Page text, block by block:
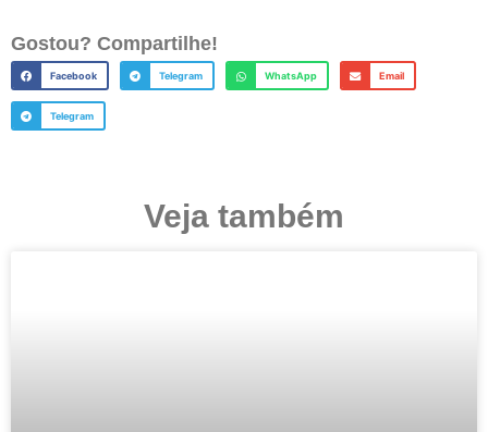
Gostou? Compartilhe!
Facebook Telegram WhatsApp Email
Telegram
Veja também